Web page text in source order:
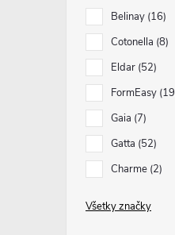
Belinay 16
Cotonella 8
Eldar 52
FormEasy 19
Gaia 7
Gatta 52
Charme 2
Všetky značky